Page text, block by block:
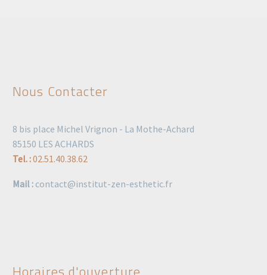
Nous Contacter
8 bis place Michel Vrignon - La Mothe-Achard
85150 LES ACHARDS
Tel. :02.51.40.38.62
Mail : contact@institut-zen-esthetic.fr